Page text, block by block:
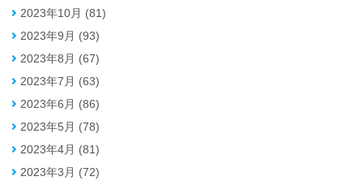
2023年10月 (81)
2023年9月 (93)
2023年8月 (67)
2023年7月 (63)
2023年6月 (86)
2023年5月 (78)
2023年4月 (81)
2023年3月 (72)